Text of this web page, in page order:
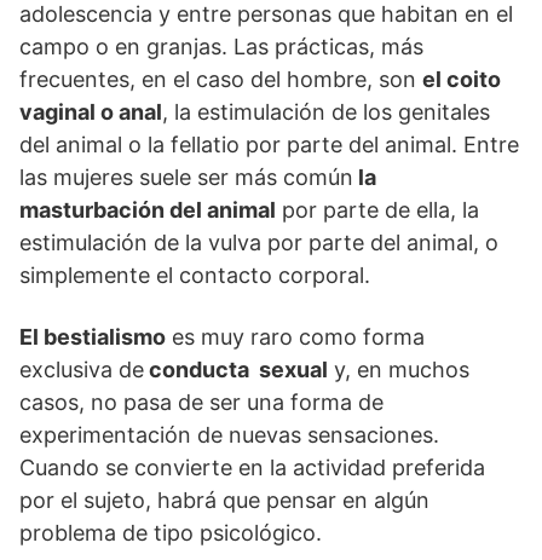
adolescencia y entre personas que habitan en el
campo o en granjas. Las prácticas, más
frecuentes, en el caso del hombre, son el coito
vaginal o anal, la estimulación de los genitales
del animal o la fellatio por parte del animal. Entre
las mujeres suele ser más común la
masturbación del animal por parte de ella, la
estimulación de la vulva por parte del animal, o
simplemente el contacto corporal.
El bestialismo es muy raro como forma
exclusiva deconducta sexual y, en muchos
casos, no pasa de ser una forma de
experimentación de nuevas sensaciones.
Cuando se convierte en la actividad preferida
por el sujeto, habrá que pensar en algún
problema de tipo psicológico.